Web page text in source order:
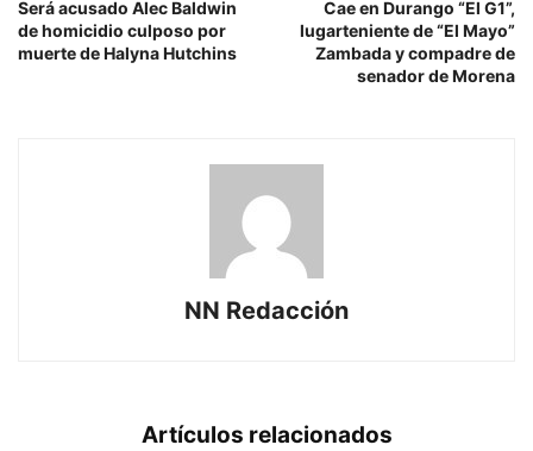
Será acusado Alec Baldwin
de homicidio culposo por
muerte de Halyna Hutchins
Cae en Durango “El G1”,
lugarteniente de “El Mayo”
Zambada y compadre de
senador de Morena
NN Redacción
Artículos relacionados